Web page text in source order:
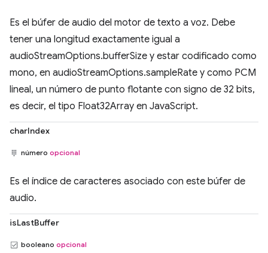
Es el búfer de audio del motor de texto a voz. Debe
tener una longitud exactamente igual a
audioStreamOptions.bufferSize y estar codificado como
mono, en audioStreamOptions.sampleRate y como PCM
lineal, un número de punto flotante con signo de 32 bits,
es decir, el tipo Float32Array en JavaScript.
charIndex
número opcional
Es el índice de caracteres asociado con este búfer de
audio.
isLastBuffer
booleano opcional